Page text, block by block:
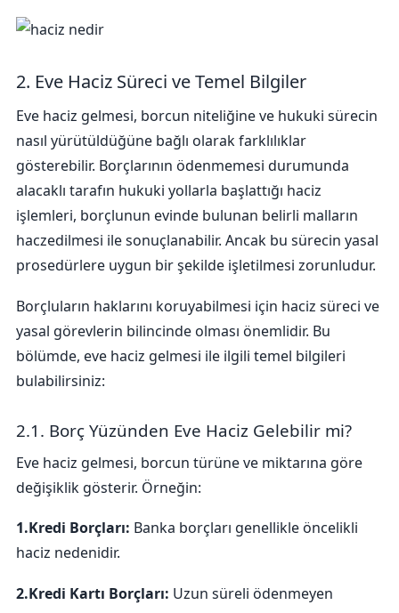
2. Eve Haciz Süreci ve Temel Bilgiler
Eve haciz gelmesi, borcun niteliğine ve hukuki sürecin
nasıl yürütüldüğüne bağlı olarak farklılıklar
gösterebilir. Borçlarının ödenmemesi durumunda
alacaklı tarafın hukuki yollarla başlattığı haciz
işlemleri, borçlunun evinde bulunan belirli malların
haczedilmesi ile sonuçlanabilir. Ancak bu sürecin yasal
prosedürlere uygun bir şekilde işletilmesi zorunludur.
Borçluların haklarını koruyabilmesi için haciz süreci ve
yasal görevlerin bilincinde olması önemlidir. Bu
bölümde, eve haciz gelmesi ile ilgili temel bilgileri
bulabilirsiniz:
2.1. Borç Yüzünden Eve Haciz Gelebilir mi?
Eve haciz gelmesi, borcun türüne ve miktarına göre
değişiklik gösterir. Örneğin:
1.Kredi Borçları: Banka borçları genellikle öncelikli
haciz nedenidir.
2.Kredi Kartı Borçları: Uzun süreli ödenmeyen